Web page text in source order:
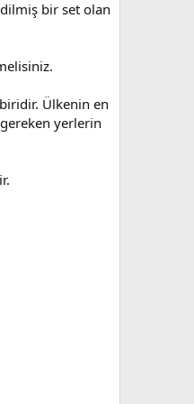
bir set olan
Ülkenin en
yerlerin